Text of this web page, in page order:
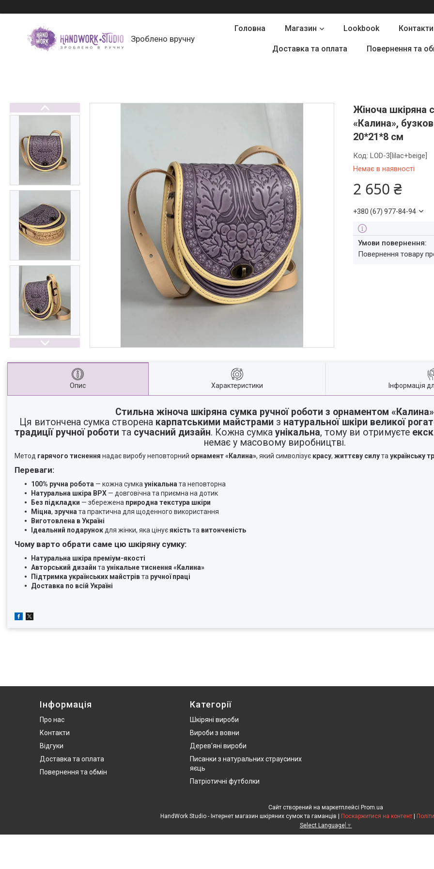
Зроблено вручну
Головна Магазин Lookbook Контакти
Доставка та оплата Повернення та
Жіноча шкіряна
«Калина»,
20*21*8 см
Немає в наявності
Код:LOD-3[lilac+beige]
2 650 ₴
+380 (67) 977-84-94
повернення товару
Опис Характеристики Інформація
Стильна жіноча шкіряна сумка ручної роботи з орнаментом «Калина»
Ця витончена сумка створена карпатськими майстрами з натуральної шкіри великої
традиції ручної роботи та сучасний дизайн. Кожна сумка унікальна, тому ви отримуєте
немає у масовому виробництві.
Метод гарячого тиснення надає виробу неповторний орнамент «Калина», який символізує красу, життєву силута українську
Переваги:
100% ручна робота — кожна сумка унікальна та неповторна
Натуральна шкіра ВРХ — довговічна та приємна на дотик
Без підкладки — збережена природна текстура шкіри
Міцна, зручна та практична для щоденного використання
Виготовлена в Україні
Ідеальний подарунок для жінки, яка цінуєякістьта витонченість
Чому варто обрати саме цю шкіряну сумку:
Натуральна шкіра преміум-якості
Авторський дизайн та унікальне тиснення «Калина»
Підтримка українських майстрівта ручної праці
Доставка по всій Україні
Інформація
Про нас
Контакти
Відгуки
Доставка та оплата
Повернення та обмін
Категорії
Шкіряні вироби
Вироби з вовни
Дерев'яні вироби
Писанки з натуральних страусиних
яєць
Патріотичні футболки
Сайт створений на маркетплейсі Prom.ua
Поскаржитися на контент
Select Language ▼